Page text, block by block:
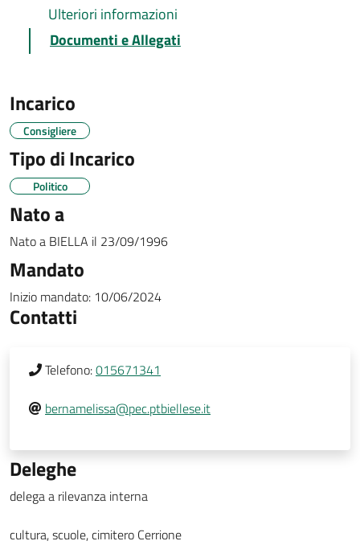
Ulteriori informazioni
Documenti e Allegati
Incarico
Consigliere
Tipo di Incarico
Politico
Nato a
Nato a BIELLA il 23/09/1996
Mandato
Inizio mandato: 10/06/2024
Contatti
Telefono:015671341
bernamelissa@pec.ptbiellese.it
Deleghe
delega a rilevanza interna
cultura, scuole, cimitero Cerrione